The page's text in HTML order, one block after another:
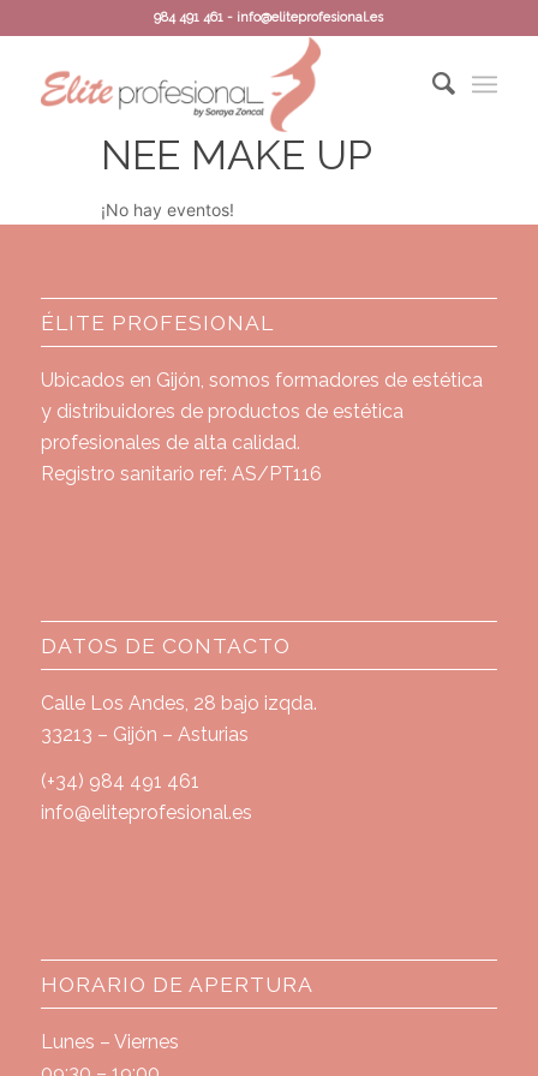
984 491 461 - info@eliteprofesional.es
NEE MAKE UP
¡No hay eventos!
ÉLITE PROFESIONAL
Ubicados en Gijón, somos formadores de estética
y distribuidores de productos de estética
profesionales de alta calidad.
Registro sanitario ref: AS/PT116
DATOS DE CONTACTO
Calle Los Andes, 28 bajo izqda.
33213 – Gijón – Asturias
(+34) 984 491 461
info@eliteprofesional.es
HORARIO DE APERTURA
Lunes – Viernes